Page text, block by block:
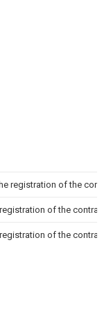
registration of the
of the
of the